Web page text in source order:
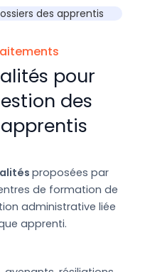
pour
des
proposées par
de formation de
administrative liée
apprenti.